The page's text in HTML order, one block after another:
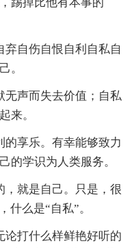
弃自伤自恨自利自私自
。
无声而失去价值；自私
来。
的享乐。有幸能够致力
的学识为人类服务。
，就是自己。只是，很
什么是“自私”。
论打什么样鲜艳好听的